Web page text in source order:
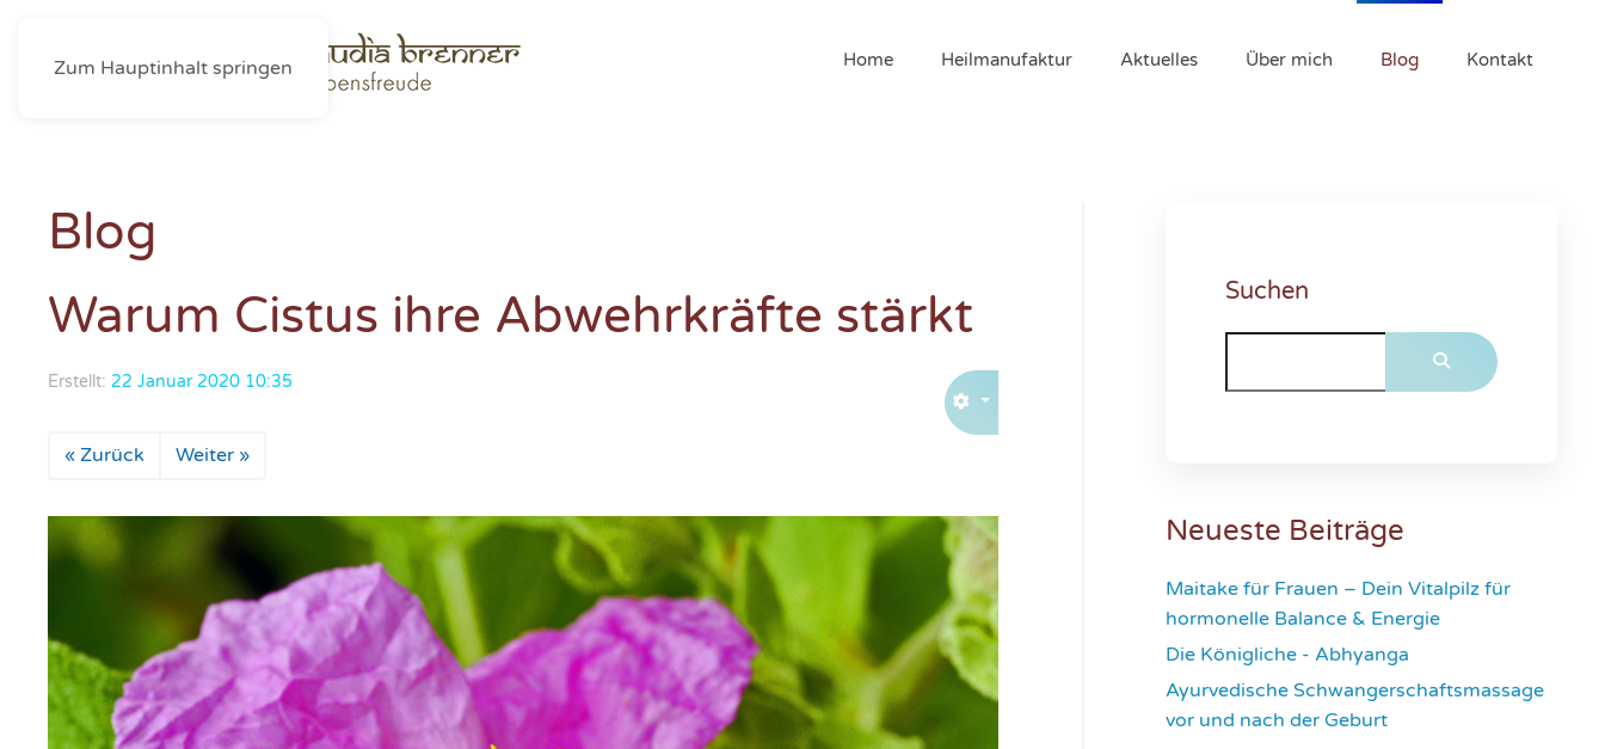
Zum Hauptinhalt springen Home Heilmanufaktur Aktuelles Über mich Blog Kontakt
Blog
Warum Cistus ihre Abwehrkräfte stärkt
Erstellt: 22 Januar 2020 10:35
« Zurück Weiter »
Suchen
Neueste Beiträge
Maitake für Frauen – Dein Vitalpilz für
hormonelle Balance & Energie
Die Königliche - Abhyanga
Ayurvedische Schwangerschaftsmassage
vor und nach der Geburt